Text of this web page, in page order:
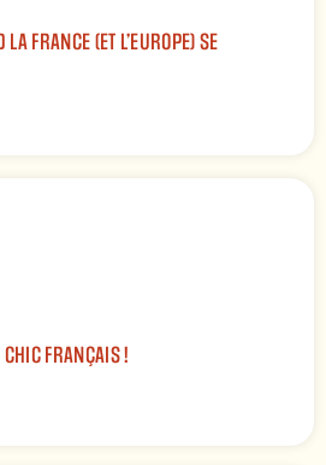
FRANCE (ET L’EUROPE) SE
FRANÇAIS !